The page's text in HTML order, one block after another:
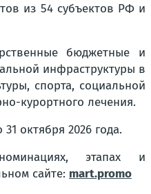
из 54 субъектов РФ и
бюджетные и
инфраструктуры в
спорта, социальной
курортного лечения.
октября 2026 года.
этапах и
сайте: mart.promo